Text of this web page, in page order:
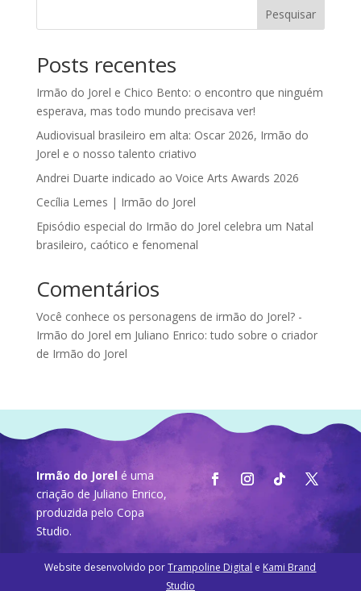
Pesquisar
Posts recentes
Irmão do Jorel e Chico Bento: o encontro que ninguém
esperava, mas todo mundo precisava ver!
Audiovisual brasileiro em alta: Oscar 2026, Irmão do
Jorel e o nosso talento criativo
Andrei Duarte indicado ao Voice Arts Awards 2026
Cecília Lemes | Irmão do Jorel
Episódio especial do Irmão do Jorel celebra um Natal
brasileiro, caótico e fenomenal
Comentários
Você conhece os personagens de irmão do Jorel? -
Irmão do Jorel em Juliano Enrico: tudo sobre o criador
de Irmão do Jorel
Irmão do Jorelé uma
criação de Juliano Enrico,
produzida pelo Copa
Studio.
Website desenvolvido porTrampoline Digital e Kami Brand
Studio